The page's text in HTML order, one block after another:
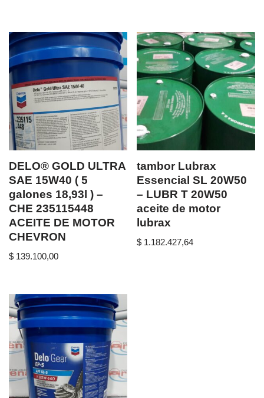
DELO® GOLD ULTRA
SAE 15W40 ( 5
galones 18,93l ) –
CHE 235115448
ACEITE DE MOTOR
CHEVRON
$ 139.100,00
tambor Lubrax
Essencial SL 20W50
– LUBR T 20W50
aceite de motor
lubrax
$ 1.182.427,64